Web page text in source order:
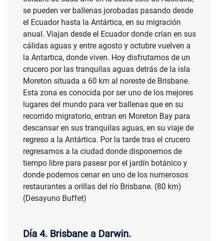
se pueden ver ballenas jorobadas pasando desde
el Ecuador hasta la Antártica, en su migración
anual. Viajan desde el Ecuador donde crían en sus
cálidas aguas y entre agosto y octubre vuelven a
la Antartica, donde viven. Hoy disfrutamos de un
crucero por las tranquilas aguas detrás de la isla
Moreton situada a 60 km al noreste de Brisbane.
Esta zona es conocida por ser uno de los mejores
lugares del mundo para ver ballenas que en su
recorrido migratorio, entran en Moreton Bay para
descansar en sus tranquilas aguas, en su viaje de
regreso a la Antártica. Por la tarde tras el crucero
regresamos a la ciudad donde disponemos de
tiempo libre para pasear por el jardín botánico y
donde podemos cenar en uno de los numerosos
restaurantes a orillas del río Brisbane. (80 km)
(Desayuno Buffet)
Día 4. Brisbane a Darwin.